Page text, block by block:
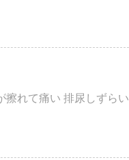
擦れて痛い 排尿しずらい